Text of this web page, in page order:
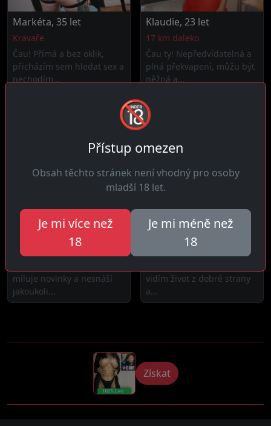
Markéta, 35 let
Kravaře
Čau! Přímá a bez oklik,
přicházím sem hledat sex a
nechodím...
Klaudie, 23 let
17 km daleko
Čau ty! Nepředvídatelná a
plná překvapení, můžu být
něžná a...
Marta, 29 let
8 km daleko
miluje novinky a nesnáší
jakoukoli...
Judita, 28 let
20 km daleko
vidím život z dobré strany
a...
Získat
🔞
Přístup omezen
Obsah těchto stránek není vhodný pro osoby
mladší 18 let.
Je mi více než
18
Je mi méně než
18